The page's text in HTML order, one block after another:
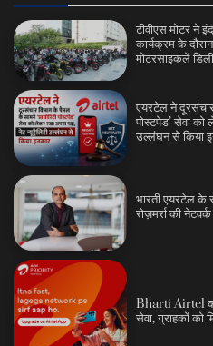
टीवीएस मोटर ने
कार्यक्रम के
मोटरसाइकलें
एयरटेल ने
पोस्टपेड’ सेवा को
उल्लंघन से किया
भारती एयरटेल के
रोज़मर्रा की
Bharti Airtel का
सेवा, ग्राहकों को